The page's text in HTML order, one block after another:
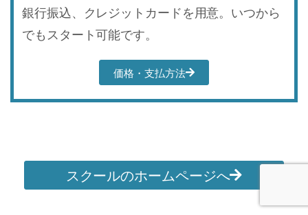
銀行振込、クレジットカードを用意。いつから
でもスタート可能です。
価格・支払方法
スクールのホームページへ